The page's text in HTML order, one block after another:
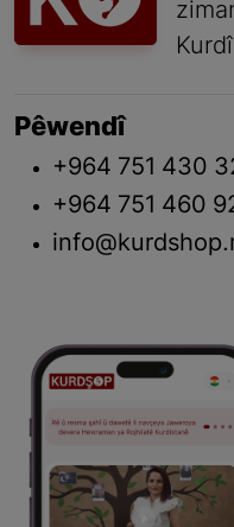
Pêwendî
+964 751 430
+964 751 460